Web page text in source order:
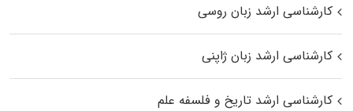
کارشناسی ارشد زبان روسی
کارشناسی ارشد زبان ژاپنی
کارشناسی ارشد تاریخ و فلسفه علم